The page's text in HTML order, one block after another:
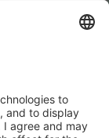
Artikelnummer